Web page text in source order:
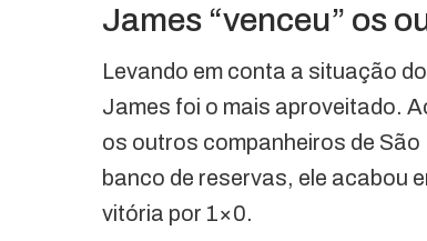
James “venceu” os
Levando em conta a situação
James foi o mais aproveitado.
os outros companheiros de
banco de reservas, ele acabou
vitória por 1×0.